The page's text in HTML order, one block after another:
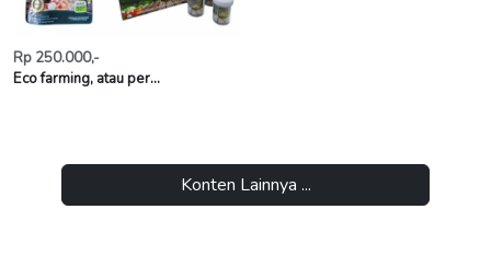
Rp 250.000,-
Eco farming, atau per...
Konten Lainnya ...